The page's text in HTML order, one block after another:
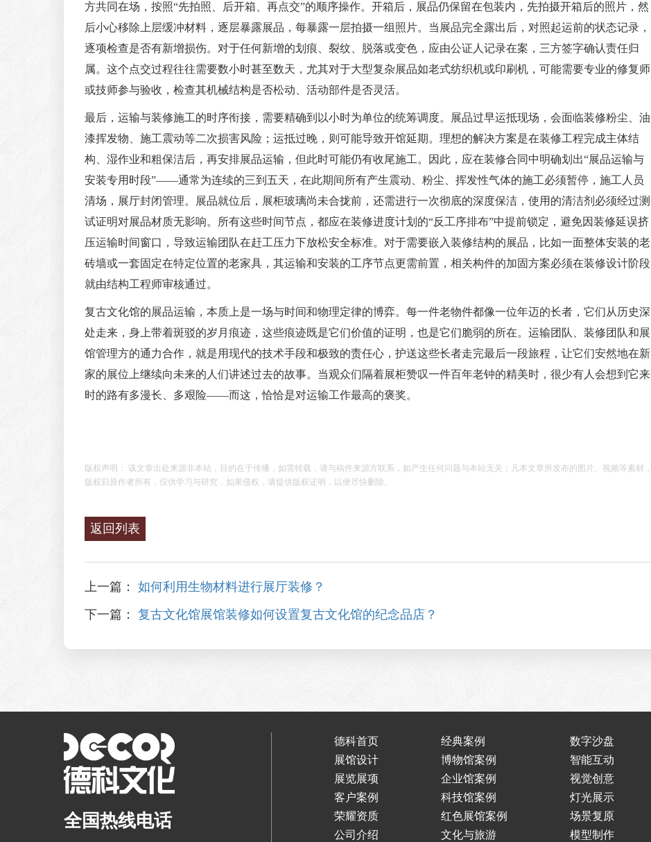
方共同在场，按照“先拍照、后开箱、再点交”的顺序操作。开箱后，展品仍保留在包装内，先拍摄开箱后的照片，然
后小心移除上层缓冲材料，逐层暴露展品，每暴露一层拍摄一组照片。当展品完全露出后，对照起运前的状态记录，
逐项检查是否有新增损伤。对于任何新增的划痕、裂纹、脱落或变色，应由公证人记录在案，三方签字确认责任归
属。这个点交过程往往需要数小时甚至数天，尤其对于大型复杂展品如老式纺织机或印刷机，可能需要专业的修复师
或技师参与验收，检查其机械结构是否松动、活动部件是否灵活。
最后，运输与装修施工的时序衔接，需要精确到以小时为单位的统筹调度。展品过早运抵现场，会面临装修粉尘、油
漆挥发物、施工震动等二次损害风险；运抵过晚，则可能导致开馆延期。理想的解决方案是在装修工程完成主体结
构、湿作业和粗保洁后，再安排展品运输，但此时可能仍有收尾施工。因此，应在装修合同中明确划出“展品运输与
安装专用时段”——通常为连续的三到五天，在此期间所有产生震动、粉尘、挥发性气体的施工必须暂停，施工人员
清场，展厅封闭管理。展品就位后，展柜玻璃尚未合拢前，还需进行一次彻底的深度保洁，使用的清洁剂必须经过测
试证明对展品材质无影响。所有这些时间节点，都应在装修进度计划的“反工序排布”中提前锁定，避免因装修延误挤
压运输时间窗口，导致运输团队在赶工压力下放松安全标准。对于需要嵌入装修结构的展品，比如一面整体安装的老
砖墙或一套固定在特定位置的老家具，其运输和安装的工序节点更需前置，相关构件的加固方案必须在装修设计阶段
就由结构工程师审核通过。
复古文化馆的展品运输，本质上是一场与时间和物理定律的博弈。每一件老物件都像一位年迈的长者，它们从历史深
处走来，身上带着斑驳的岁月痕迹，这些痕迹既是它们价值的证明，也是它们脆弱的所在。运输团队、装修团队和展
馆管理方的通力合作，就是用现代的技术手段和极致的责任心，护送这些长者走完最后一段旅程，让它们安然地在新
家的展位上继续向未来的人们讲述过去的故事。当观众们隔着展柜赞叹一件百年老钟的精美时，很少有人会想到它来
时的路有多漫长、多艰险——而这，恰恰是对运输工作最高的褒奖。
版权声明： 该文章出处来源非本站，目的在于传播，如需转载，请与稿件来源方联系，如产生任何问题与本站无关；凡本文章所发布的图片、视频等素材，
版权归原作者所有，仅供学习与研究，如果侵权，请提供版权证明，以便尽快删除。
返回列表
上一篇： 如何利用生物材料进行展厅装修？
下一篇： 复古文化馆展馆装修如何设置复古文化馆的纪念品店？
全国热线电话
德科首页
展馆设计
展览展项
客户案例
荣耀资质
公司介绍
经典案例
博物馆案例
企业馆案例
科技馆案例
红色展馆案例
文化与旅游
数字沙盘
智能互动
视觉创意
灯光展示
场景复原
模型制作